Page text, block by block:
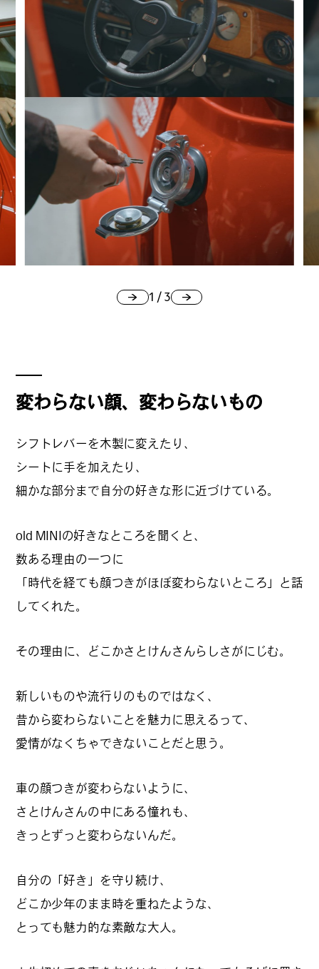
FOLLOW US
公式SNSはこちら
Instagra
Threads
LAND公式サポーターはこちら
のマチの、一歩先を一緒に探してくれる仲間「サポー
ター」を募集中！公式LINEで編集部と直接チャットで
やりとりできる場所。おすすめのお店や特集してほし
1 / 3
変わらない顔、変わらないもの
シフトレバーを木製に変えたり、
シートに手を加えたり、
細かな部分まで自分の好きな形に近づけている。
old MINIの好きなところを聞くと、
数ある理由の一つに
「時代を経ても顔つきがほぼ変わらないところ」と話
してくれた。
その理由に、どこかさとけんさんらしさがにじむ。
新しいものや流行りのものではなく、
昔から変わらないことを魅力に思えるって、
愛情がなくちゃできないことだと思う。
車の顔つきが変わらないように、
さとけんさんの中にある憧れも、
きっとずっと変わらないんだ。
自分の「好き」を守り続け、
どこか少年のまま時を重ねたような、
とっても魅力的な素敵な大人。